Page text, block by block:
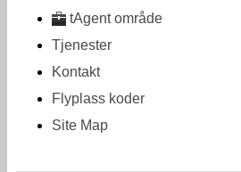
tAgent område
Tjenester
Kontakt
Flyplass koder
Site Map